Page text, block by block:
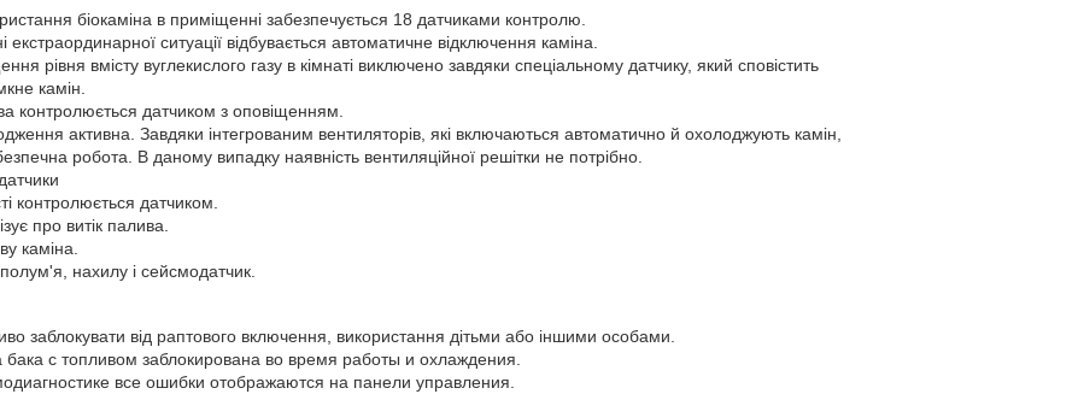
біокаміна в приміщенні забезпечується 18 датчиками контролю.
екстраординарної ситуації відбувається автоматичне відключення каміна.
рівня вмісту вуглекислого газу в кімнаті виключено завдяки спеціальному датчику, який сповістить
камін.
контролюється датчиком з оповіщенням.
активна. Завдяки інтегрованим вентиляторів, які включаються автоматично й охолоджують камін,
робота. В даному випадку наявність вентиляційної решітки не потрібно.
контролюється датчиком.
про витік палива.
каміна.
нахилу і сейсмодатчик.
заблокувати від раптового включення, використання дітьми або іншими особами.
бака с топливом заблокирована во время работы и охлаждения.
все ошибки отображаются на панели управления.